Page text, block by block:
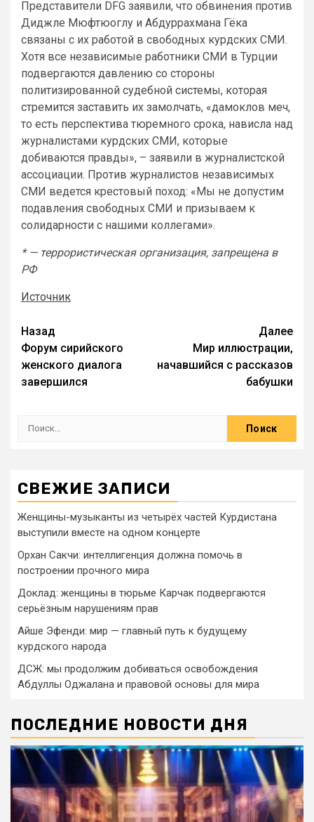
Представители DFG заявили, что обвинения против
Диджле Мюфтюоглу и Абдуррахмана Гёка
связаны с их работой в свободных курдских СМИ.
Хотя все независимые работники СМИ в Турции
подвергаются давлению со стороны
политизированной судебной системы, которая
стремится заставить их замолчать, «дамоклов меч,
то есть перспектива тюремного срока, нависла над
журналистами курдских СМИ, которые
добиваются правды», – заявили в журналистской
ассоциации. Против журналистов независимых
СМИ ведется крестовый поход: «Мы не допустим
подавления свободных СМИ и призываем к
солидарности с нашими коллегами».
* — террористическая организация, запрещена в
РФ
Источник
Назад
Форум сирийского
женского диалога
завершился
Далее
Мир иллюстрации,
начавшийся с рассказов
бабушки
СВЕЖИЕ ЗАПИСИ
Женщины-музыканты из четырёх частей Курдистана
выступили вместе на одном концерте
Орхан Сакчи: интеллигенция должна помочь в
построении прочного мира
Доклад: женщины в тюрьме Карчак подвергаются
серьёзным нарушениям прав
Айше Эфенди: мир — главный путь к будущему
курдского народа
ДСЖ: мы продолжим добиваться освобождения
Абдуллы Оджалана и правовой основы для мира
ПОСЛЕДНИЕ НОВОСТИ ДНЯ